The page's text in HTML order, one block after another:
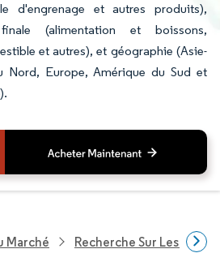
d'engrenage et autres produits),
(alimentation et boissons,
et autres), et géographie (Asie-
Nord, Europe, Amérique du Sud et
Marché Recherche Sur Les